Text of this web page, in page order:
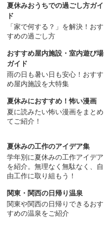
夏休みおうちでの過ごし方ガイ
ド
「家で何する？」を解決！おす
すめの過ごし方
おすすめ屋内施設・室内遊び場
ガイド
雨の日も暑い日も安心！おすす
め屋内施設を大特集
夏休みにおすすめ！怖い漫画
夏に読みたい怖い漫画をまとめ
てご紹介！
夏休みの工作のアイデア集
学年別に夏休みの工作アイデア
を紹介。無理なく無駄なく、自
由工作に取り組もう！
関東・関西の日帰り温泉
関東や関西の日帰りできるおす
すめの温泉をご紹介